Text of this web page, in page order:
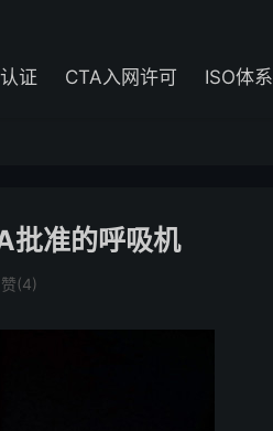
证 CTA入网许可 ISO体系
批准的呼吸机
赞(4)